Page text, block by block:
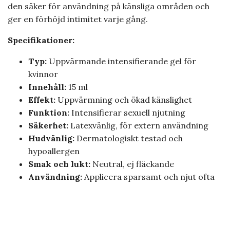
den säker för användning på känsliga områden och
ger en förhöjd intimitet varje gång.
Specifikationer:
Typ: Uppvärmande intensifierande gel för
kvinnor
Innehåll: 15 ml
Effekt: Uppvärmning och ökad känslighet
Funktion: Intensifierar sexuell njutning
Säkerhet: Latexvänlig, för extern användning
Hudvänlig: Dermatologiskt testad och
hypoallergen
Smak och lukt: Neutral, ej fläckande
Användning: Applicera sparsamt och njut ofta